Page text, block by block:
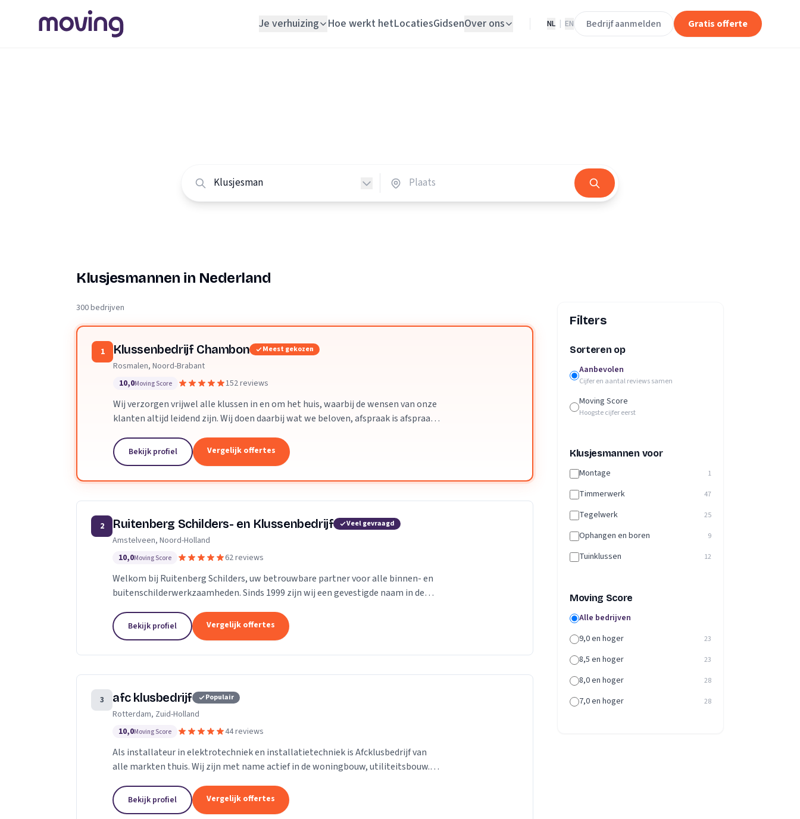
Je verhuizing
Loodgieter
Slotenmaker
Verhuisplanner
Hoe werkt hetLocatiesGidsenOver ons NL EN Bedrijf aanmelden Gratis offerte
Klusjesmannen in Nederland
300 bedrijven
1 Klussenbedrijf Chambon Meest gekozen
Rosmalen, Noord-Brabant
10,0Moving Score 152 reviews
Wij verzorgen vrijwel alle klussen in en om het huis, waarbij de wensen van onze
klanten altijd leidend zijn. Wij doen daarbij wat we beloven, afspraak is afspraak.
Bekijk profiel Vergelijk offertes
2 Ruitenberg Schilders- en Klussenbedrijf Veel gevraagd
Amstelveen, Noord-Holland
10,0Moving Score 62 reviews
Welkom bij Ruitenberg Schilders, uw betrouwbare partner voor alle binnen- en
buitenschilderwerkzaamheden. Sinds 1999 zijn wij een gevestigde naam in de
Bekijk profiel Vergelijk offertes
3 afc klusbedrijf Populair
Rotterdam, Zuid-Holland
10,0Moving Score 44 reviews
Als installateur in elektrotechniek en installatietechniek is Afcklusbedrijf van
alle markten thuis. Wij zijn met name actief in de woningbouw, utiliteitsbouw.
Bekijk profiel Vergelijk offertes
Filters
Sorteren op
Aanbevolen
Cijfer en aantal reviews samen
Moving Score
Hoogste cijfer eerst
Klusjesmannen voor
Montage 1
Timmerwerk 47
Tegelwerk 25
Ophangen en boren 9
Tuinklussen 12
Moving Score
Alle bedrijven
9,0 en hoger
23
8,5 en hoger 23
8,0 en hoger 28
7,0 en hoger 28